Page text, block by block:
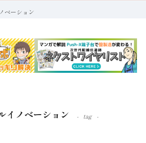
ベーション
イノベーション tag